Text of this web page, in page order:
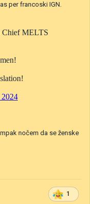
per francoski IGN.
nočem da se ženske
1